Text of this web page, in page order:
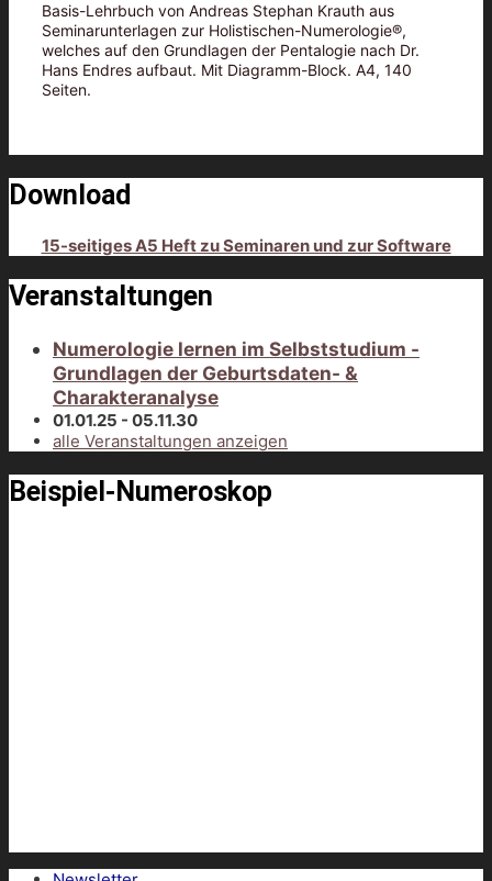
Basis-Lehrbuch von Andreas Stephan Krauth aus
Seminarunterlagen zur Holistischen-Numerologie®,
welches auf den Grundlagen der Pentalogie nach Dr.
Hans Endres aufbaut. Mit Diagramm-Block. A4, 140
Seiten.
Download
15-seitiges A5 Heft zu Seminaren und zur Software
Veranstaltungen
Numerologie lernen im Selbststudium -
Grundlagen der Geburtsdaten- &
Charakteranalyse
01.01.25 - 05.11.30
alle Veranstaltungen anzeigen
Beispiel-Numeroskop